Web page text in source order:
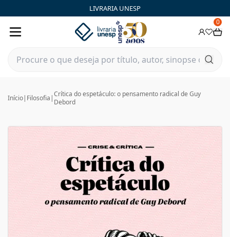
LIVRARIA UNESP
0
Início| Filosofia |Crítica do espetáculo: o pensamento radical de Guy
Debord